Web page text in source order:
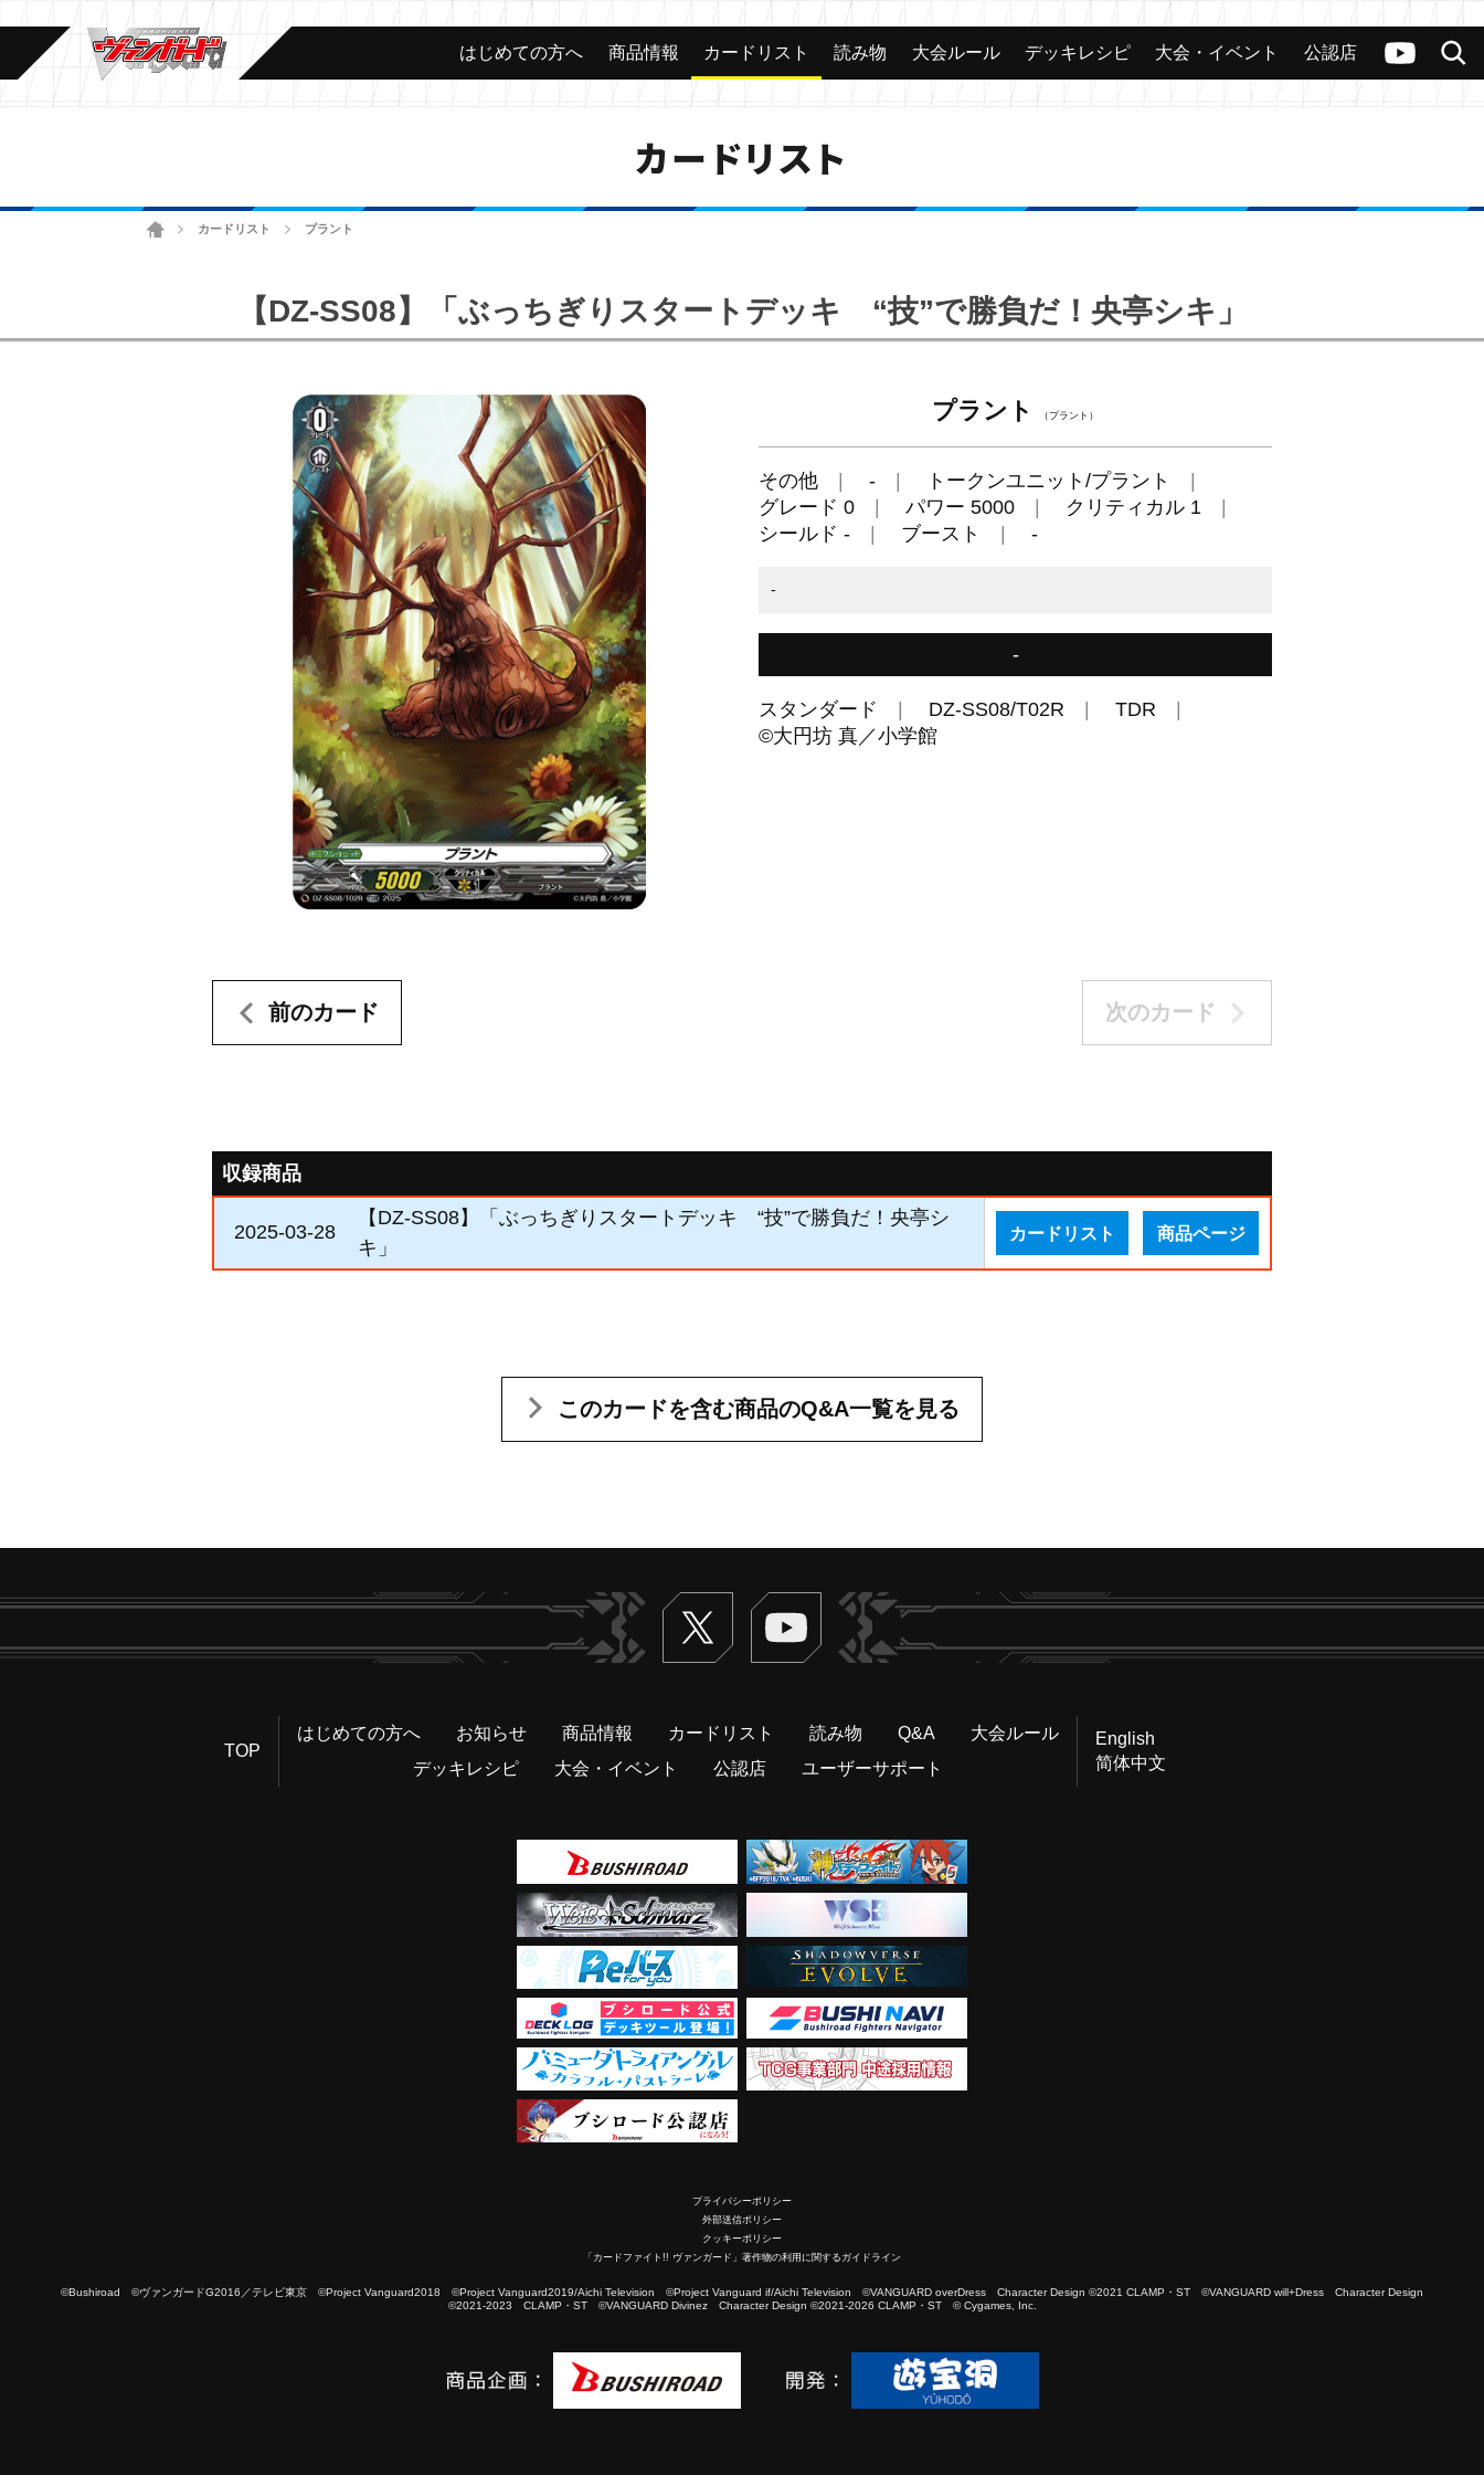
ヴァンガードch
検索
カード 大会 公認店舗 その他
はじめての方へ 商品情報 カードリスト 読み物 大会ルール デッキレシピ 大会・イベント 公認店
カードリスト
ホームカードリスト プラント
【DZ-SS08】「ぶっちぎりスタートデッキ “技”で勝負だ！央亭シキ」
プラント （プラント）
その他 -
トークンユニット/プラント
グレード 0
パワー 5000
クリティカル 1
シールド -
ブースト -
-
-
スタンダード DZ-SS08/T02R
TDR
©大円坊 真／小学館
前のカード 次のカード
収録商品
2025-03-28
【DZ-SS08】「ぶっちぎりスタートデッキ “技”で勝負だ！央亭シ
キ」
カードリスト 商品ページ
このカードを含む商品のQ&A一覧を見る
Twitter ヴァンガードch
TOP
はじめての方へ お知らせ 商品情報 カードリスト 読み物 Q&A
大会ルール
デッキレシピ
大会・イベント 公認店 ユーザーサポート
English
简体中文
プライバシーポリシー
外部送信ポリシー
クッキーポリシー
「カードファイト!! ヴァンガード」著作物の利用に関するガイドライン
©Bushiroad ©ヴァンガードG2016／テレビ東京 ©Project Vanguard2018 ©Project Vanguard2019/Aichi Television ©Project Vanguard if/Aichi Television ©VANGUARD overDress Character Design ©2021 CLAMP・ST ©VANGUARD will+Dress Character Design
©2021-2023 CLAMP・ST ©VANGUARD Divinez Character Design ©2021-2026 CLAMP・ST © Cygames, Inc.